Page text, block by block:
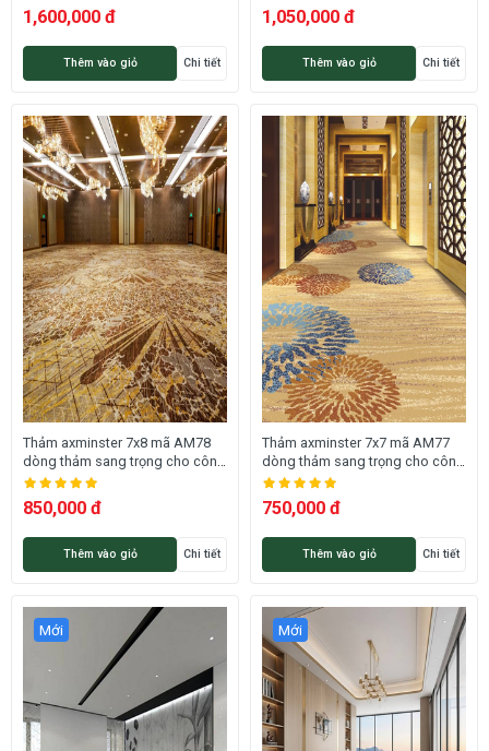
1,600,000 đ
Thêm vào giỏ Chi tiết
1,050,000 đ
Thêm vào giỏ Chi tiết
Thảm axminster 7x8 mã AM78
dòng thảm sang trọng cho công
trình cao cấp
850,000 đ
Thêm vào giỏ Chi tiết
Thảm axminster 7x7 mã AM77
dòng thảm sang trọng cho công
trình cao cấp
750,000 đ
Thêm vào giỏ Chi tiết
Mới Mới